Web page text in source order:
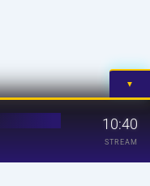
▼
10:40
STREAM